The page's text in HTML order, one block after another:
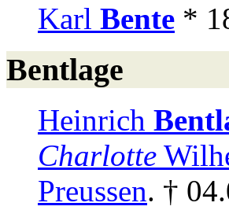
Karl Bente *
Bentlage
Heinrich
Charlotte
Preussen. †